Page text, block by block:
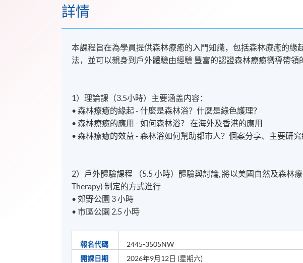
詳情
本課程旨在為學員提供森林療癒的入門知識，包括森林療癒的緣
法，並可以親身到戶外體驗由經驗 豐富的認證森林療癒嚮導帶領
1）理論課（3.5小時）主要涵盖内容：
• 森林療癒的緣起 - 什麼是森林浴？什麼是綠色護理？
• 森林療癒的應用 - 如何森林浴？ 在海外及香港的應用
• 森林療癒的效益 - 森林浴如何幫助都市人？個案分享、主要研究
2）戶外體驗課程 （5.5 小時）體驗與討論, 將以美國自然及森林
Therapy) 制定的方式進行
• 郊野公園 3 小時
• 市區公園 2.5 小時
報名代碼 2445-3505NW
開課日期 2026年9月12日 (星期六)